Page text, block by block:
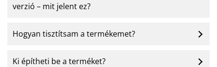
verzió – mit jelent ez?
Hogyan tisztítsam a termékemet?
Ki építheti be a terméket?